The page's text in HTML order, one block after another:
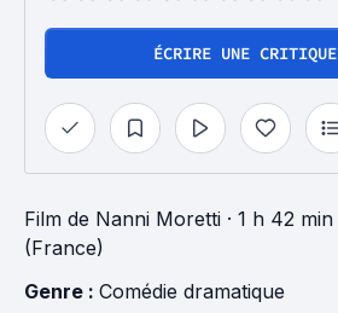
ÉCRIRE UNE CRITIQUE
Film de Nanni Moretti · 1 h 42 min
(France)
Genre : Comédie dramatique